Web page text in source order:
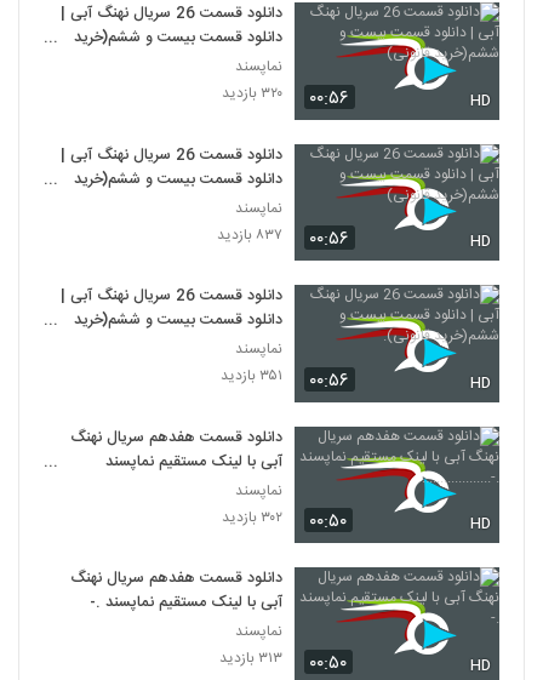
۰۰:۵۶ HD
دانلود قسمت 26 سریال نهنگ آبی |
دانلود قسمت بیست و ششم(خرید
قانونی)
نماپسند
۳۲۰ بازدید
۰۰:۵۶ HD
دانلود قسمت 26 سریال نهنگ آبی |
دانلود قسمت بیست و ششم(خرید
قانونی)
نماپسند
۸۳۷ بازدید
۰۰:۵۶ HD
دانلود قسمت 26 سریال نهنگ آبی |
دانلود قسمت بیست و ششم(خرید
قانونی).
نماپسند
۳۵۱ بازدید
۰۰:۵۰ HD
دانلود قسمت هفدهم سریال نهنگ
آبی با لینک مستقیم نماپسند
.-...................
نماپسند
۳۰۲ بازدید
۰۰:۵۰ HD
دانلود قسمت هفدهم سریال نهنگ
آبی با لینک مستقیم نماپسند .-
نماپسند
۳۱۳ بازدید